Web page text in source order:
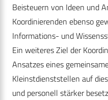
Beisteuern von Ideen und
Koordinierenden ebenso
Informations- und
Ein weiteres Ziel der
Ansatzes eines
Kleinstdienststellen auf
und personell stärker